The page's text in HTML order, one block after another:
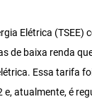
Elétrica (TSEE)
de baixa renda
Essa tarifa
e, atualmente, é